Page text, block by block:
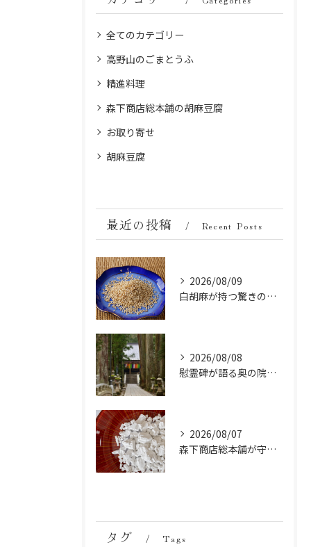
全てのカテゴリー
高野山のごまとうふ
精進料理
森下商店総本舗の胡麻豆腐
お取り寄せ
胡麻豆腐
最近の投稿 Recent Posts
2026/08/09
白胡麻が持つ驚きの美容成分とは？ビタミンとミネラルの秘密
2026/08/08
慰霊碑が語る奥の院の過去：祈りと歴史の中間地点
2026/08/07
森下商店総本舗が守り続ける伝統の胡麻豆腐に使う吉野葛の純度と効能
タグ Tags